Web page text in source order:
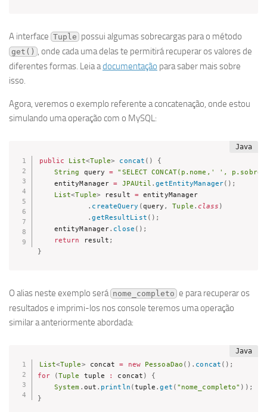
A interface Tuple possui algumas sobrecargas para o método
get() , onde cada uma delas te permitirá recuperar os valores de
diferentes formas. Leia adocumentação para saber mais sobre
isso.
Agora, veremos o exemplo referente a concatenação, onde estou
simulando uma operação com o MySQL:
public List<Tuple> concat ( )
{
String
query = "SELECT CONCAT(p.nome,' ',
    entityManager
= JPAUtil .getEntityManager( ) ;
List<Tuple> result = entityManager
. createQuery (query , Tuple . class )
.getResultList ( ) ;
    entityManager
. close ( ) ;
return
result ;
}
O alias neste exemplo será nome_completo e para recuperar os
resultados e imprimi-los nos console teremos uma operação
similar a anteriormente abordada:
List<Tuple> concat = new PessoaDao ( ) . concat ( ) ;
for
(Tuple tuple : concat )
{
System . out . println (tuple .get ( "nome_completo" ) ) ;
}